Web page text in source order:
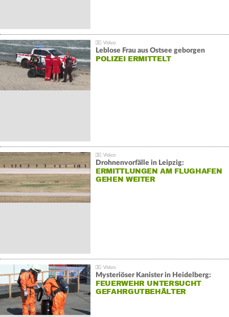
Leblose Frau aus Ostsee geborgen
POLIZEI ERMITTELT
Drohnenvorfälle in Leipzig:
ERMITTLUNGEN AM FLUGHAFEN
GEHEN WEITER
Mysteriöser Kanister in Heidelberg:
FEUERWEHR UNTERSUCHT
GEFAHRGUTBEHÄLTER